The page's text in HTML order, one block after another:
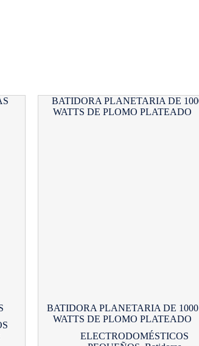
BATIDORA PLANETARIA DE 1000
WATTS DE PLOMO PLATEADO
ELECTRODOMÉSTICOS